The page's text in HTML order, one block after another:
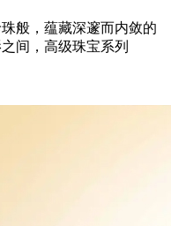
般，蕴藏深邃而内敛的
间，高级珠宝系列